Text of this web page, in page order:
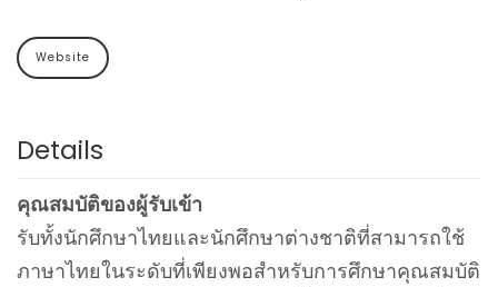
Website
Details
คุณสมบัติของผู้รับเข้า
รับทั้งนักศึกษาไทยและนักศึกษาต่างชาติที่สามารถใช้
ภาษาไทยในระดับที่เพียงพอสำหรับการศึกษาคุณสมบัติ